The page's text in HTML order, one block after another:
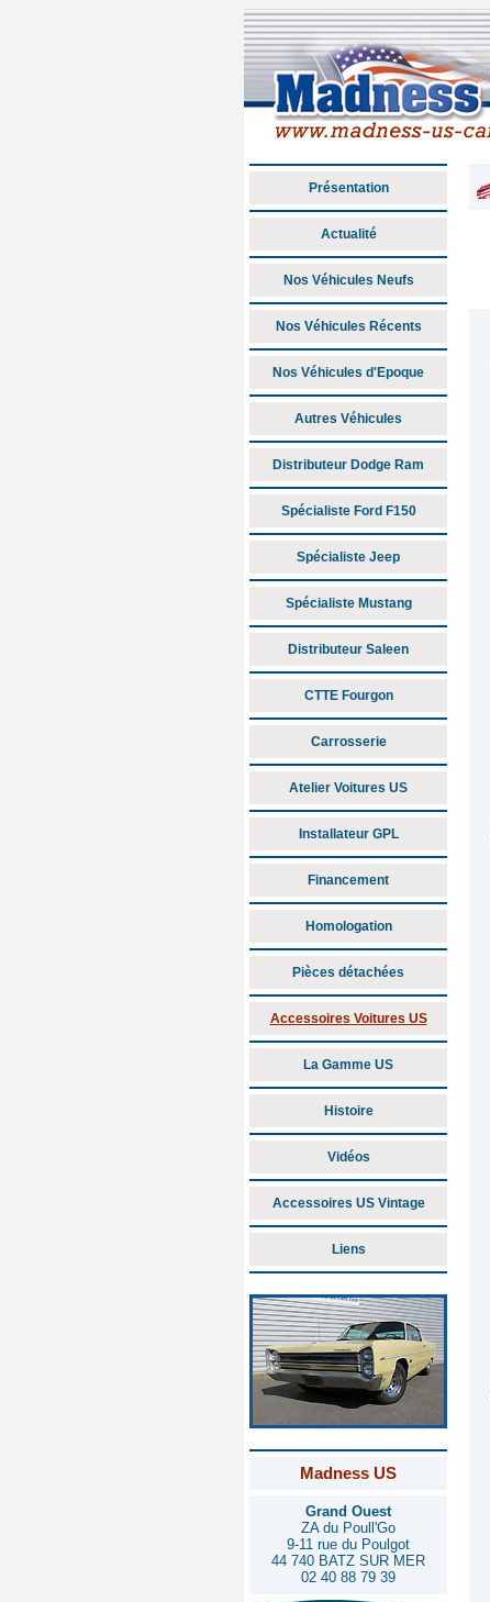
Présentation
Actualité
Nos Véhicules Neufs
Nos Véhicules Récents
Nos Véhicules d'Epoque
Autres Véhicules
Distributeur Dodge Ram
Spécialiste Ford F150
Spécialiste Jeep
Spécialiste Mustang
Distributeur Saleen
CTTE Fourgon
Carrosserie
Atelier Voitures US
Installateur GPL
Financement
Homologation
Pièces détachées
Accessoires Voitures US
La Gamme US
Histoire
Vidéos
Accessoires US Vintage
Liens
Madness US
Grand Ouest
ZA du Poull'Go
9-11 rue du Poulgot
44 740 BATZ SUR MER
02 40 88 79 39